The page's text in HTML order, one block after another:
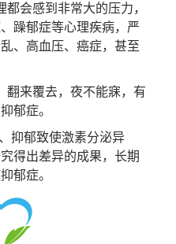
会感到非常大的压力，
躁郁症等心理疾病，严
、高血压、癌症，甚至
来覆去，夜不能寐，有
郁症。
郁致使激素分泌异
得出差异的成果，长期
郁症。